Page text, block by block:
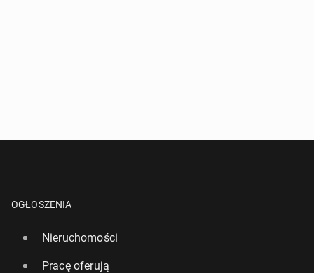
OGŁOSZENIA
Nieruchomości
Pracę oferują